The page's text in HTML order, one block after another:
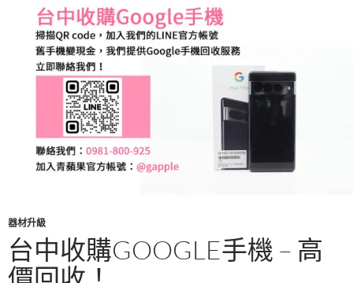
器材升級
台中收購GOOGLE手機 – 高